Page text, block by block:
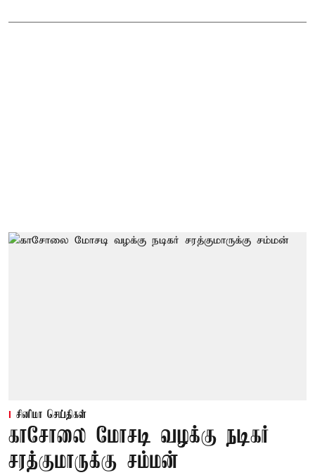
சினிமா செய்திகள்
காசோலை மோசடி வழக்கு நடிகர்
சரத்குமாருக்கு சம்மன்